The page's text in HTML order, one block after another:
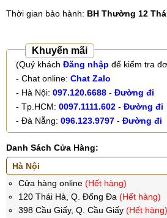
Thời gian bảo hành: BH Thường 12
Khuyến mãi
(Quý khách Đăng nhập để kiểm tra
- Chat online: Chat Zalo
- Hà Nội: 097.120.6688 - Đường đi
- Tp.HCM: 0097.1111.602 - Đường đi
- Đà Nẵng: 096.123.9797 - Đường đi
Danh Sách Cửa Hàng:
Cửa hàng online (Hết hàng)
120 Thái Hà, Q. Đống Đa (Hết hàng)
398 Cầu Giấy, Q. Cầu Giấy (Hết hàng)